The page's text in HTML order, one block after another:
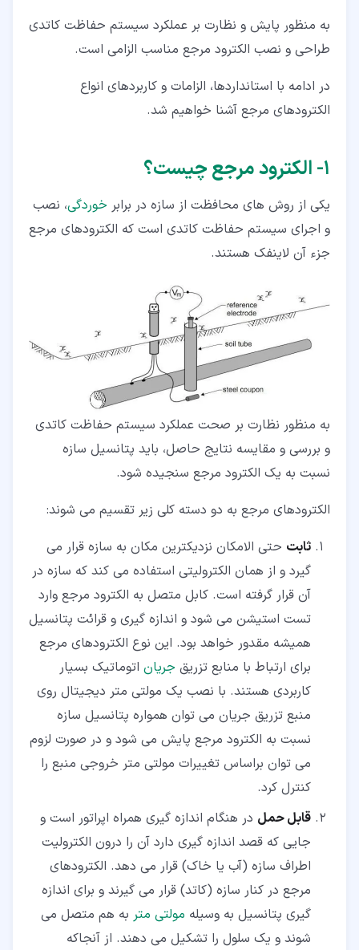
۴‏- کاربردها
۵‏-‏۱‏- قابل حمل
۵‏-‏۳‏- نیم پیل ثابت
۶‏- الکترود مرجع روی/سولفات روی
۷‏- الکترود مرجع نقره/کلرید نقره
۸‏- الکترود مرجع روی
به منظور پایش و نظارت بر عملکرد سیستم حفاظت کاتدی
طراحی و نصب الکترود مرجع مناسب الزامی است.
در ادامه با استانداردها، الزامات و کاربردهای انواع
الکترودهای مرجع آشنا خواهیم شد.
۱‏- الکترود مرجع چیست؟
یکی از روش های محافظت از سازه در برابر خوردگی، نصب
و اجرای سیستم حفاظت کاتدی است که الکترودهای مرجع
جزء آن لاینفک هستند.
به منظور نظارت بر صحت عملکرد سیستم حفاظت کاتدی
و بررسی و مقایسه نتایج حاصل، باید پتانسیل سازه
نسبت به یک الکترود مرجع سنجیده شود.
الکترودهای مرجع به دو دسته کلی زیر تقسیم می شوند:
ثابت حتی الامکان نزدیکترین مکان به سازه قرار می
گیرد و از همان الکترولیتی استفاده می کند که سازه در
آن قرار گرفته است. کابل متصل به الکترود مرجع وارد
تست استیشن می شود و اندازه گیری و قرائت پتانسیل
همیشه مقدور خواهد بود. این نوع الکترودهای مرجع
برای ارتباط با منابع تزریق جریان اتوماتیک بسیار
کاربردی هستند. با نصب یک مولتی متر دیجیتال روی
منبع تزریق جریان می توان همواره پتانسیل سازه
نسبت به الکترود مرجع پایش می شود و در صورت لزوم
می توان براساس تغییرات مولتی متر خروجی منبع را
کنترل کرد.
قابل حمل در هنگام اندازه گیری همراه اپراتور است و
جایی که قصد اندازه گیری دارد آن را درون الکترولیت
اطراف سازه (آب یا خاک) قرار می دهد. الکترودهای
مرجع در کنار سازه (کاتد) قرار می گیرند و برای اندازه
گیری پتانسیل به وسیله مولتی متر به هم متصل می
شوند و یک سلول را تشکیل می دهند. از آنجاکه